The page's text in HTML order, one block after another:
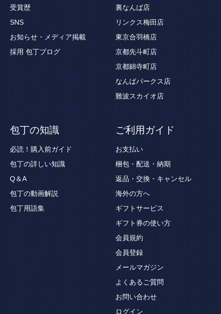
受賞歴
SNS
お知らせ・メディア掲載
採用 包丁ブログ
裏なんば店
リンクス梅田店
東京合羽橋店
京都先斗町店
京都錦寺町店
なんばパークス店
難波スカイオ店
包丁の知識
必読！購入前ガイド
包丁の詳しい知識
Q＆A
包丁の動画解説
包丁用語集
ご利用ガイド
お支払い
梱包・配送・納期
返品・交換・キャンセル
海外の方へ
ギフトサービス
ギフト券の使い方
会員規約
会員登録
メールマガジン
よくあるご質問
お問い合わせ
ログイン